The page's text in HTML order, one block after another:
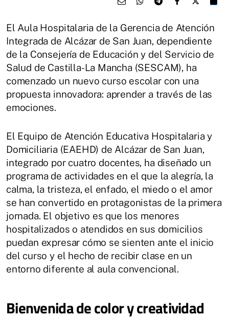
El Aula Hospitalaria de la Gerencia de Atención
Integrada de Alcázar de San Juan, dependiente
de la Consejería de Educación y del Servicio de
Salud de Castilla-La Mancha (SESCAM), ha
comenzado un nuevo curso escolar con una
propuesta innovadora: aprender a través de las
emociones.
El Equipo de Atención Educativa Hospitalaria y
Domiciliaria (EAEHD) de Alcázar de San Juan,
integrado por cuatro docentes, ha diseñado un
programa de actividades en el que la alegría, la
calma, la tristeza, el enfado, el miedo o el amor
se han convertido en protagonistas de la primera
jornada. El objetivo es que los menores
hospitalizados o atendidos en sus domicilios
puedan expresar cómo se sienten ante el inicio
del curso y el hecho de recibir clase en un
entorno diferente al aula convencional.
Bienvenida de color y creatividad